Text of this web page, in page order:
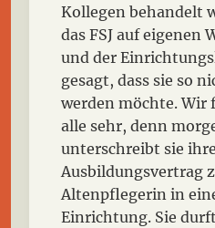
Kollegen behandelt
das FSJ auf eigenen
und der
gesagt, dass sie so
werden möchte. Wir
alle sehr, denn
unterschreibt sie
Ausbildungsvertrag
Altenpflegerin in
Einrichtung. Sie